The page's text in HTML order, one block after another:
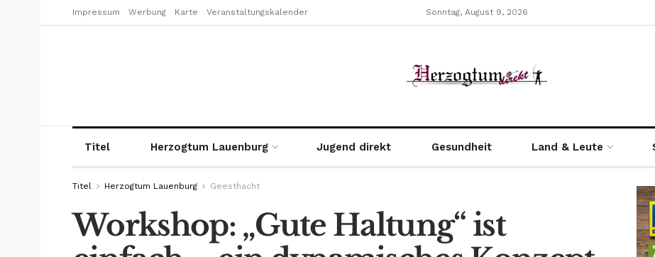
Impressum Werbung Karte Veranstaltungskalender Sonntag, August 9, 2026
Titel Herzogtum Lauenburg Jugend direkt Gesundheit Land & Leute
Titel Herzogtum Lauenburg Geesthacht
Workshop: „Gute Haltung“ ist